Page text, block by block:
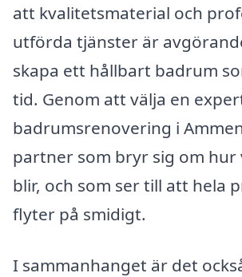
att kvalitetsmaterial och
utförda tjänster är
skapa ett hållbart badrum
tid. Genom att välja en
badrumsrenovering i
partner som bryr sig om hur
blir, och som ser till att hela
flyter på smidigt.
I sammanhanget är det